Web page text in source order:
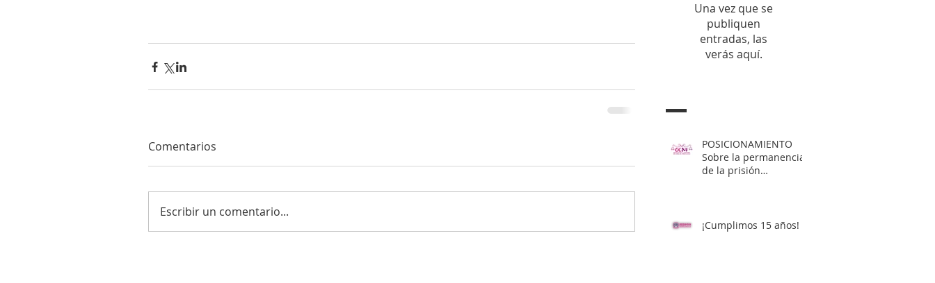
Comentarios
Escribir un comentario...
Una vez que se
publiquen
entradas, las
verás aquí.
POSICIONAMIENTO
Sobre la permanencia
de la prisión
¡Cumplimos 15 años!